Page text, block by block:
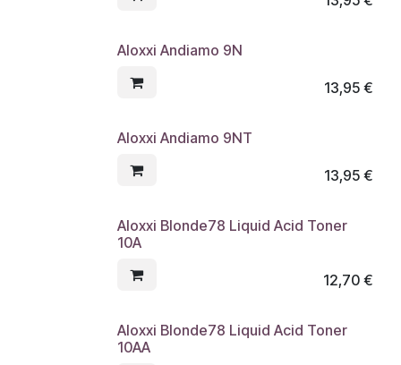
Aloxxi Andiamo 9N
13,95€
Aloxxi Andiamo 9NT
13,95€
Aloxxi Blonde78 Liquid Acid Toner
10A
12,70€
Aloxxi Blonde78 Liquid Acid Toner
10AA